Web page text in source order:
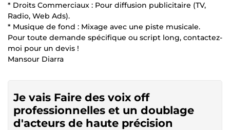
* Droits Commerciaux : Pour diffusion publicitaire (TV,
Radio, Web Ads).
* Musique de fond : Mixage avec une piste musicale.
Pour toute demande spécifique ou script long, contactez-
moi pour un devis !
Mansour Diarra
Je vais Faire des voix off
professionnelles et un doublage
d'acteurs de haute précision